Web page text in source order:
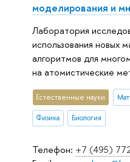
Телефон: +7 (495)
моделирования и
Лаборатория
использования новых
алгоритмов для
на атомистические
Естественные науки
Физика Биология